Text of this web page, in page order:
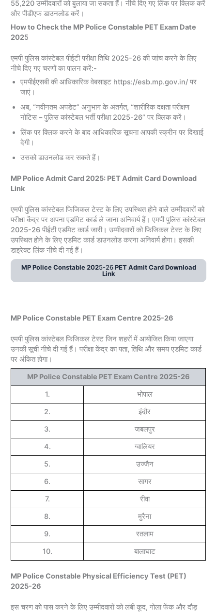
55,220 उम्मीदवारों को बुलाया जा सकता हैं। नीचे दिए गए लिंक पर क्लिक करें
और पीडीएफ डाउनलोड करें।
How to Check the MP Police Constable PET Exam Date
2025
एमपी पुलिस कांस्टेबल पीईटी परीक्षा तिथि 2025-26 की जांच करने के लिए
नीचे दिए गए चरणों का पालन करें:-
एमपीईएसबी की आधिकारिक वेबसाइट https://esb.mp.gov.in/ पर
जाएं।
अब, “नवीनतम अपडेट” अनुभाग के अंतर्गत, “शारीरिक दक्षता परीक्षण
नोटिस – पुलिस कांस्टेबल भर्ती परीक्षा 2025-26” पर क्लिक करें।
लिंक पर क्लिक करने के बाद आधिकारिक सूचना आपकी स्क्रीन पर दिखाई
देगी।
उसको डाउनलोड कर सकते हैं।
MP Police Admit Card 2025: PET Admit Card Download
Link
एमपी पुलिस कांस्टेबल फिजिकल टेस्ट के लिए उपस्थित होने वाले उम्मीदवारों को
परीक्षा केंद्र पर अपना एडमिट कार्ड ले जाना अनिवार्य हैं। एमपी पुलिस कांस्टेबल
2025-26 पीईटी एडमिट कार्ड जारी। उम्मीदवारों को फिजिकल टेस्ट के लिए
उपस्थित होने के लिए एडमिट कार्ड डाउनलोड करना अनिवार्य होगा। इसकी
डाइरेक्ट लिंक नीचे दी गई हैं।
MP Police Constable 2025-26PET Admit Card Download
Link
MP Police Constable PET Exam Centre 2025-26
एमपी पुलिस कांस्टेबल फिजिकल टेस्ट जिन शहरों में आयोजित किया जाएगा
उनकी सूची नीचे दी गई हैं। परीक्षा केंद्र का पता, तिथि और समय एडमिट कार्ड
पर अंकित होगा।
MP Police Constable PET Exam Centre 2025-26
1.
भोपाल
2.
इंदौर
3.
जबलपुर
4.
ग्वालियर
5.
उज्जैन
6.
सागर
7.
रीवा
8.
मुरैना
9.
रतलाम
10.
बालाघाट
MP Police Constable Physical Efficiency Test (PET)
2025-26
इस चरण को पास करने के लिए उम्मीदवारों को लंबी कूद, गोला फेंक और दौड़